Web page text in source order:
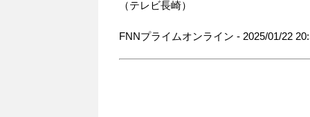
（テレビ長崎）
FNNプライムオンライン - 2025/01/22